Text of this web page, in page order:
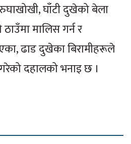
घाँटी दुखेको बेला
मालिस गर्न र
ढाड दुखेका बिरामीहरूले
दहालको भनाइ छ ।